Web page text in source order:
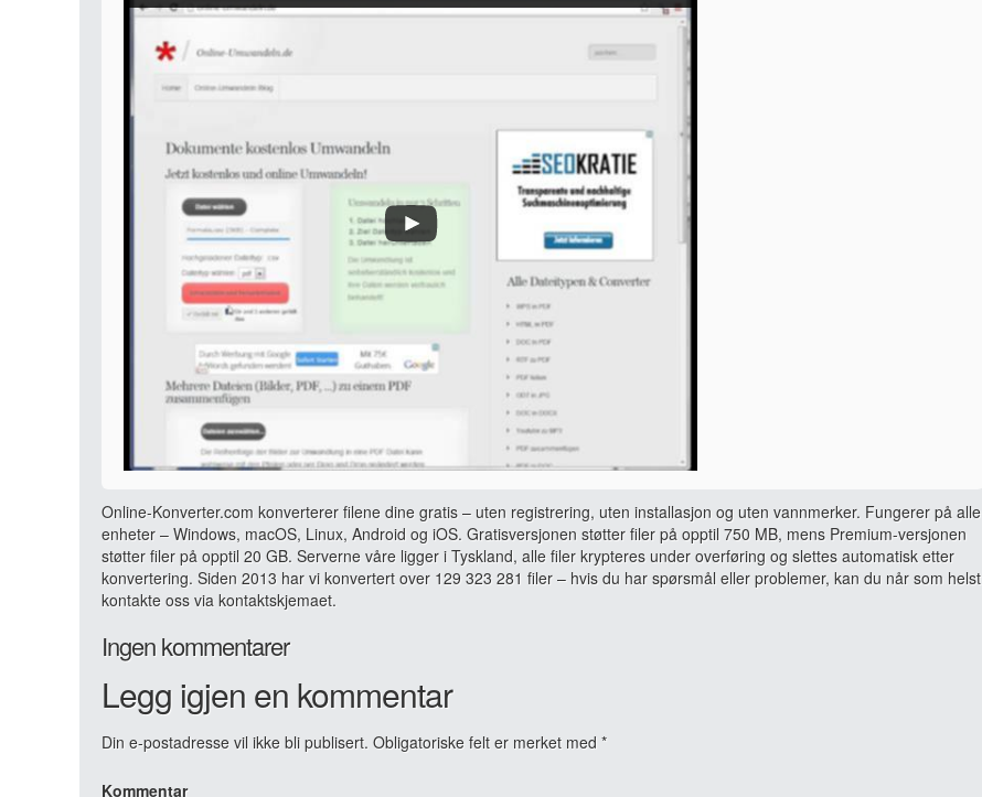
Online-Konverter.com konverterer filene dine gratis – uten registrering, uten installasjon og uten vannmerker. Fungerer på alle
enheter – Windows, macOS, Linux, Android og iOS. Gratisversjonen støtter filer på opptil 750 MB, mens Premium-versjonen
støtter filer på opptil 20 GB. Serverne våre ligger i Tyskland, alle filer krypteres under overføring og slettes automatisk etter
konvertering. Siden 2013 har vi konvertert over 129 323 281 filer – hvis du har spørsmål eller problemer, kan du når som helst
kontakte oss via kontaktskjemaet.
Ingen kommentarer
Legg igjen en kommentar
Din e-postadresse vil ikke bli publisert. Obligatoriske felt er merket med *
Kommentar